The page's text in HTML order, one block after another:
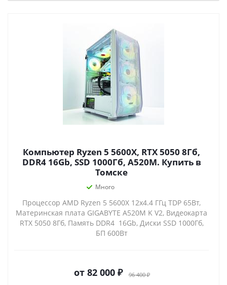
Компьютер Ryzen 5 5600X, RTX 5050 8Гб,
DDR4 16Gb, SSD 1000Гб, A520M. Купить в
Томске
Много
Процессор AMD Ryzen 5 5600X 12x4.4 ГГц TDP 65Вт,
Материнская плата GIGABYTE A520M K V2, Видеокарта
RTX 5050 8Гб, Память DDR4 16Gb, Диски SSD 1000Гб,
БП 600Вт
от 82 000 ₽ 96 400 ₽